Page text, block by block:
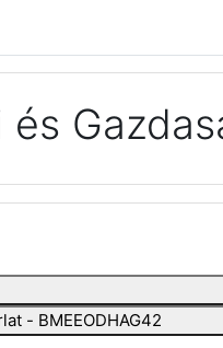
- BMEEODHAG42